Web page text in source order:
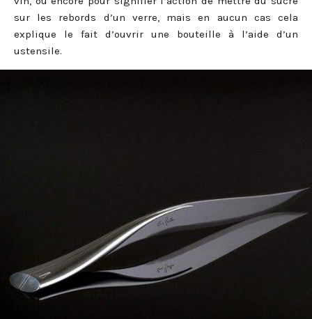
sur les rebords d’un verre, mais en aucun cas cela
explique le fait d’ouvrir une bouteille à l’aide d’un
ustensile.